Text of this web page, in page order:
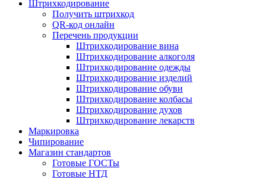
Штрихкодирование
Получить штрихкод
QR-код онлайн
Перечень продукции
Штрихкодирование вина
Штрихкодирование алкоголя
Штрихкодирование одежды
Штрихкодирование изделий
Штрихкодирование обуви
Штрихкодирование колбасы
Штрихкодирование духов
Штрихкодирование лекарств
Маркировка
Чипирование
Магазин стандартов
Готовые ГОСТы
Готовые НТД